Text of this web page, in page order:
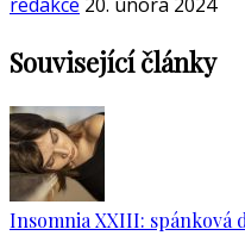
Související články
Insomnia XXIII: spánková